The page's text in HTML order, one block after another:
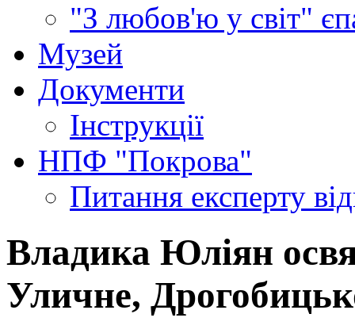
"З любов'ю у світ"
Музей
Документи
Інструкції
НПФ "Покрова"
Питання експерту
Владика Юліян
Уличне,